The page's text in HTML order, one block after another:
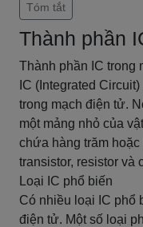
Tóm tắt
Thành phần
Thành phần IC trong
IC (Integrated
trong mạch điện tử.
một mảng nhỏ của
chứa hàng trăm
transistor, resistor và
Loại IC phổ biến
Có nhiều loại IC phổ
điện tử. Một số loại